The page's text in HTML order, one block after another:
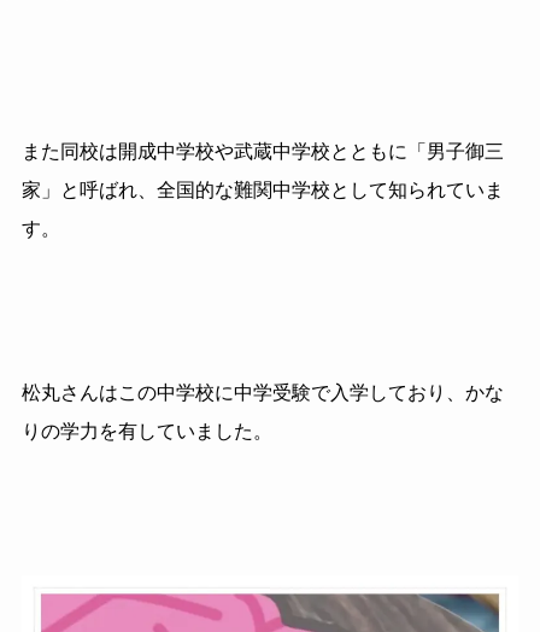
また同校は開成中学校や武蔵中学校とともに「男子御三
家」と呼ばれ、全国的な難関中学校として知られていま
す。
松丸さんはこの中学校に中学受験で入学しており、かな
りの学力を有していました。